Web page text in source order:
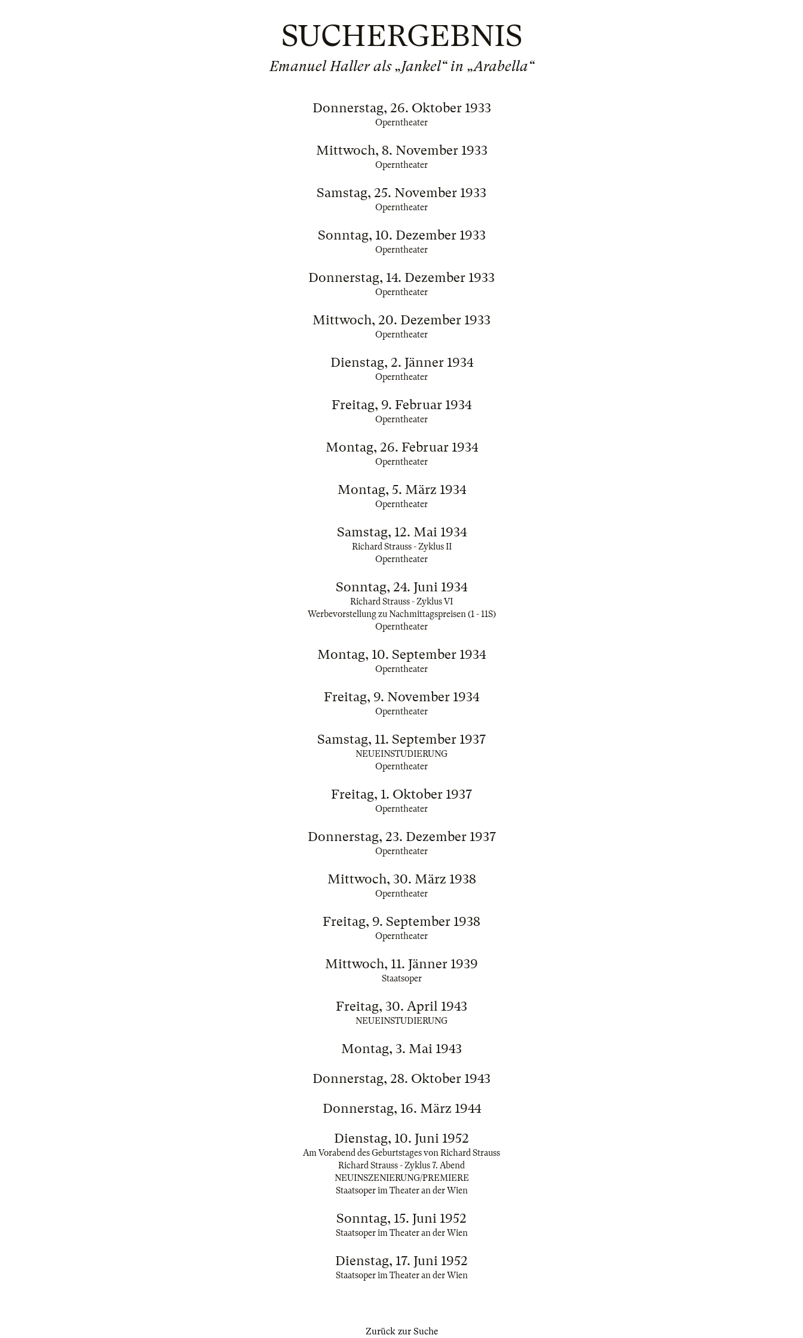
SUCHERGEBNIS
Emanuel Haller als „Jankel“ in „Arabella“
Donnerstag, 26. Oktober 1933
Operntheater
Mittwoch, 8. November 1933
Operntheater
Samstag, 25. November 1933
Operntheater
Sonntag, 10. Dezember 1933
Operntheater
Donnerstag, 14. Dezember 1933
Operntheater
Mittwoch, 20. Dezember 1933
Operntheater
Dienstag, 2. Jänner 1934
Operntheater
Freitag, 9. Februar 1934
Operntheater
Montag, 26. Februar 1934
Operntheater
Montag, 5. März 1934
Operntheater
Samstag, 12. Mai 1934
Richard Strauss - Zyklus II
Operntheater
Sonntag, 24. Juni 1934
Richard Strauss - Zyklus VI
Werbevorstellung zu Nachmittagspreisen (1 - 11S)
Operntheater
Montag, 10. September 1934
Operntheater
Freitag, 9. November 1934
Operntheater
Samstag, 11. September 1937
NEUEINSTUDIERUNG
Operntheater
Freitag, 1. Oktober 1937
Operntheater
Donnerstag, 23. Dezember 1937
Operntheater
Mittwoch, 30. März 1938
Operntheater
Freitag, 9. September 1938
Operntheater
Mittwoch, 11. Jänner 1939
Staatsoper
Freitag, 30. April 1943
NEUEINSTUDIERUNG
Montag, 3. Mai 1943
Donnerstag, 28. Oktober 1943
Donnerstag, 16. März 1944
Dienstag, 10. Juni 1952
Am Vorabend des Geburtstages von Richard Strauss
Richard Strauss - Zyklus 7. Abend
NEUINSZENIERUNG/PREMIERE
Staatsoper im Theater an der Wien
Sonntag, 15. Juni 1952
Staatsoper im Theater an der Wien
Dienstag, 17. Juni 1952
Staatsoper im Theater an der Wien
Zurück zur Suche